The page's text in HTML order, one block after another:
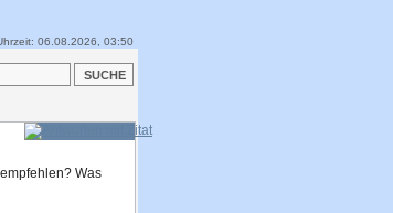
06.08.2026, 03:50
Was